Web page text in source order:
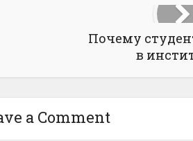
Почему
в
a Comment